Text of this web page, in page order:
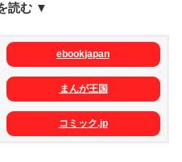
読む ▼
ebookjapan
まんが王国
コミック.jp